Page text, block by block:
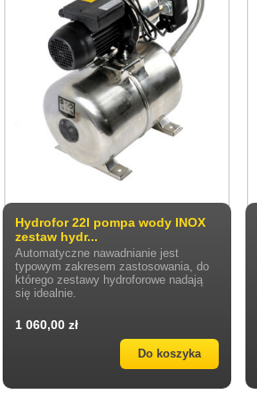
Hydrofor 22l pompa wody INOX
zestaw hydr...
Automatyczne nawadnianie jest
typowym zakresem zastosowania, do
którego zestawy hydroforowe nadają
się idealnie.
1 060,00 zł
Do koszyka